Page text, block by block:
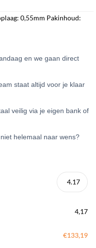
0,55mm Pakinhoud:
en we gaan direct
staat altijd voor je klaar
veilig via je eigen bank of
helemaal naar wens?
4,17
€133,19